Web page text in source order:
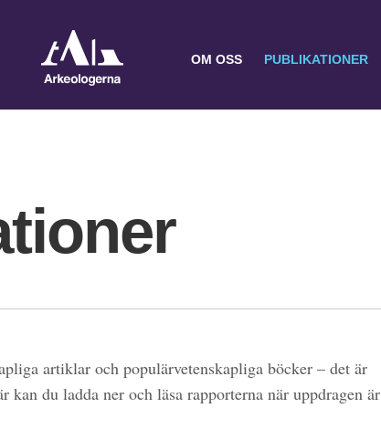
OM OSS PUBLIKATIONER
artiklar och populärvetenskapliga böcker – det är
kan du ladda ner och läsa rapporterna när uppdragen är